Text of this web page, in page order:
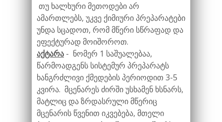
თუ ხალხური მეთოდები არ
ამართლებს, უკვე ქიმიური პრეპარატები
უნდა სცადოთ, რომ მწერი სწრაფად და
ეფექტურად მოიშოროთ.
აქტარა - ნომერ 1 საშუალებაა,
წარმოადგენს სისტემურ პრეპარატს
ხანგრძლივი ქმედების პერიოდით 3-5
კვირა. მცენარეს ძირში უსხამენ ხსნარს,
მატლიც და ზრდასრული მწერიც
მცენარის წვენით იკვებება, მთელი